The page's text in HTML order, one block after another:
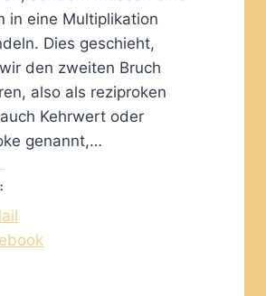
in eine Multiplikation
Dies geschieht,
den zweiten Bruch
also als reziproken
Kehrwert oder
genannt,…